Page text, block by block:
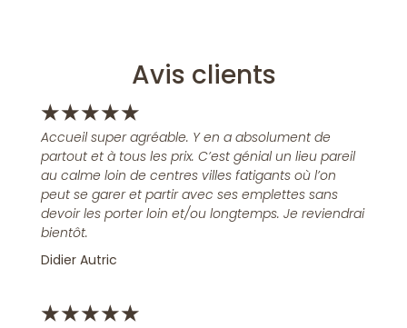
Avis clients
★★★★★
Accueil super agréable. Y en a absolument de
partout et à tous les prix. C’est génial un lieu pareil
au calme loin de centres villes fatigants où l’on
peut se garer et partir avec ses emplettes sans
devoir les porter loin et/ou longtemps. Je reviendrai
bientôt.
Didier Autric
★★★★★